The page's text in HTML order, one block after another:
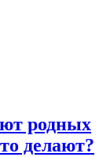
родных
делают?